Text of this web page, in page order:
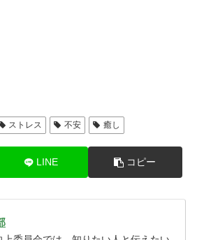
ストレス 不安 癒し
LINE コピー